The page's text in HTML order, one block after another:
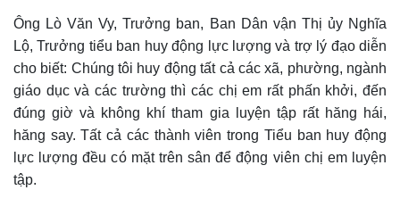
Ông Lò Văn Vy, Trưởng ban, Ban Dân vận Thị ủy Nghĩa
Lộ, Trưởng tiểu ban huy động lực lượng và trợ lý đạo diễn
cho biết: Chúng tôi huy động tất cả các xã, phường, ngành
giáo dục và các trường thì các chị em rất phấn khởi, đến
đúng giờ và không khí tham gia luyện tập rất hăng hái,
hăng say. Tất cả các thành viên trong Tiểu ban huy động
lực lượng đều có mặt trên sân để động viên chị em luyện
tập.